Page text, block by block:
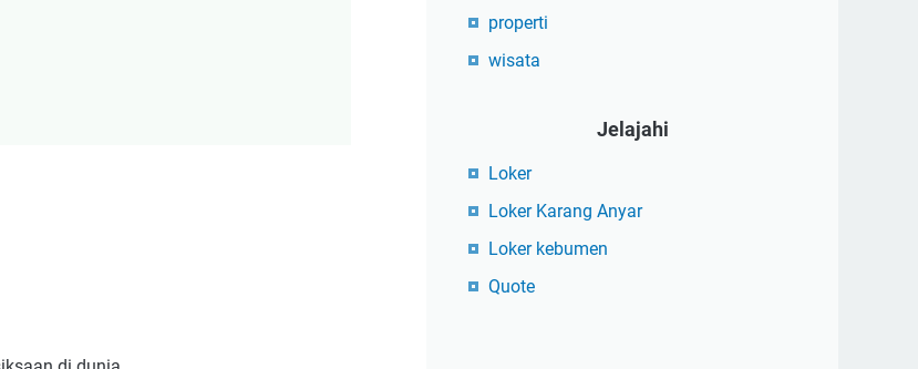
properti
wisata
Jelajahi
Loker
Loker Karang Anyar
Loker kebumen
Quote